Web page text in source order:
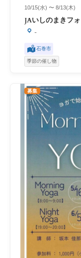
10/15(水) 〜 8/13(木)
JAいしのまきフ
-
石巻市
季節の催し物
募集